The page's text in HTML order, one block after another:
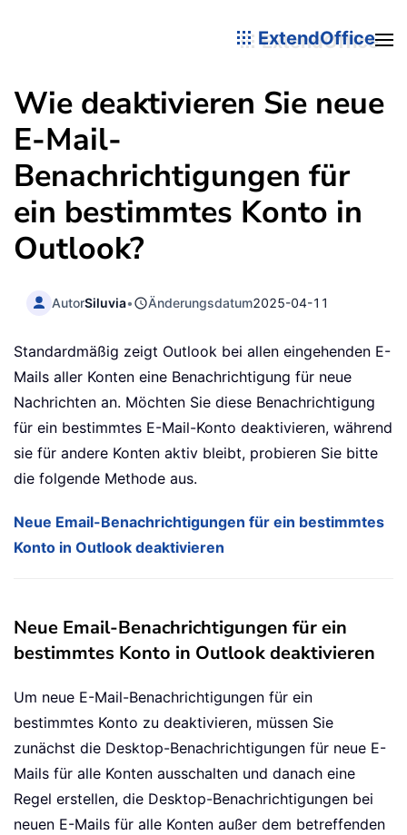
ExtendOffice
Wie deaktivieren Sie neue
E-Mail-
Benachrichtigungen für
ein bestimmtes Konto in
Outlook?
AutorSiluvia• Änderungsdatum2025-04-11
Standardmäßig zeigt Outlook bei allen eingehenden E-
Mails aller Konten eine Benachrichtigung für neue
Nachrichten an. Möchten Sie diese Benachrichtigung
für ein bestimmtes E-Mail-Konto deaktivieren, während
sie für andere Konten aktiv bleibt, probieren Sie bitte
die folgende Methode aus.
Neue Email-Benachrichtigungen für ein bestimmtes
Konto in Outlook deaktivieren
Neue Email-Benachrichtigungen für ein
bestimmtes Konto in Outlook deaktivieren
Um neue E-Mail-Benachrichtigungen für ein
bestimmtes Konto zu deaktivieren, müssen Sie
zunächst die Desktop-Benachrichtigungen für neue E-
Mails für alle Konten ausschalten und danach eine
Regel erstellen, die Desktop-Benachrichtigungen bei
neuen E-Mails für alle Konten außer dem betreffenden